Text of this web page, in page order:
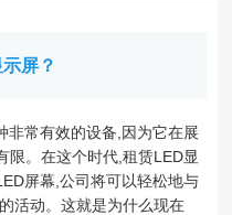
屏？
非常有效的设备,因为它在展
限。在这个时代,租赁LED显
屏幕,公司将可以轻松地与
活动。这就是为什么现在